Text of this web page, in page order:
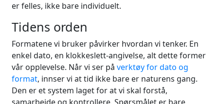
er felles, ikke bare individuelt.
Tidens orden
Formatene vi bruker påvirker hvordan vi tenker. En
enkel dato, en klokkeslett-angivelse, alt dette former
vår opplevelse. Når vi ser på verktøy for dato og
format, innser vi at tid ikke bare er naturens gang.
Den er et system laget for at vi skal forstå,